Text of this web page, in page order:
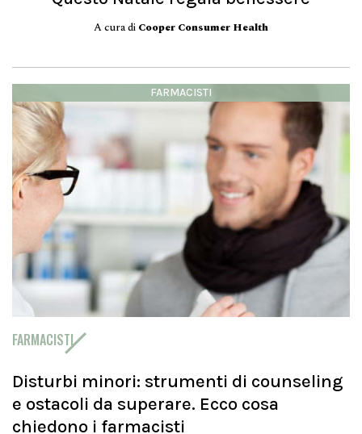
A cura di Cooper Consumer Health
FARMACISTI
FARMACISTI
Disturbi minori: strumenti di counseling
e ostacoli da superare. Ecco cosa
chiedono i farmacisti